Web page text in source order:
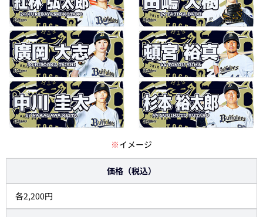
※イメージ
価格（税込）
各2,200円